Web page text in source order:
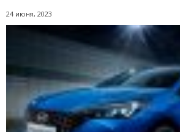
24 июня, 2023